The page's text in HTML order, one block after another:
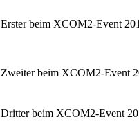
Erster beim XCOM2-Event
Zweiter beim XCOM2-Event
Dritter beim XCOM2-Event